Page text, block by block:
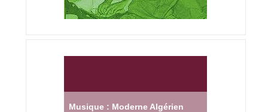
Musique : Moderne Algérien